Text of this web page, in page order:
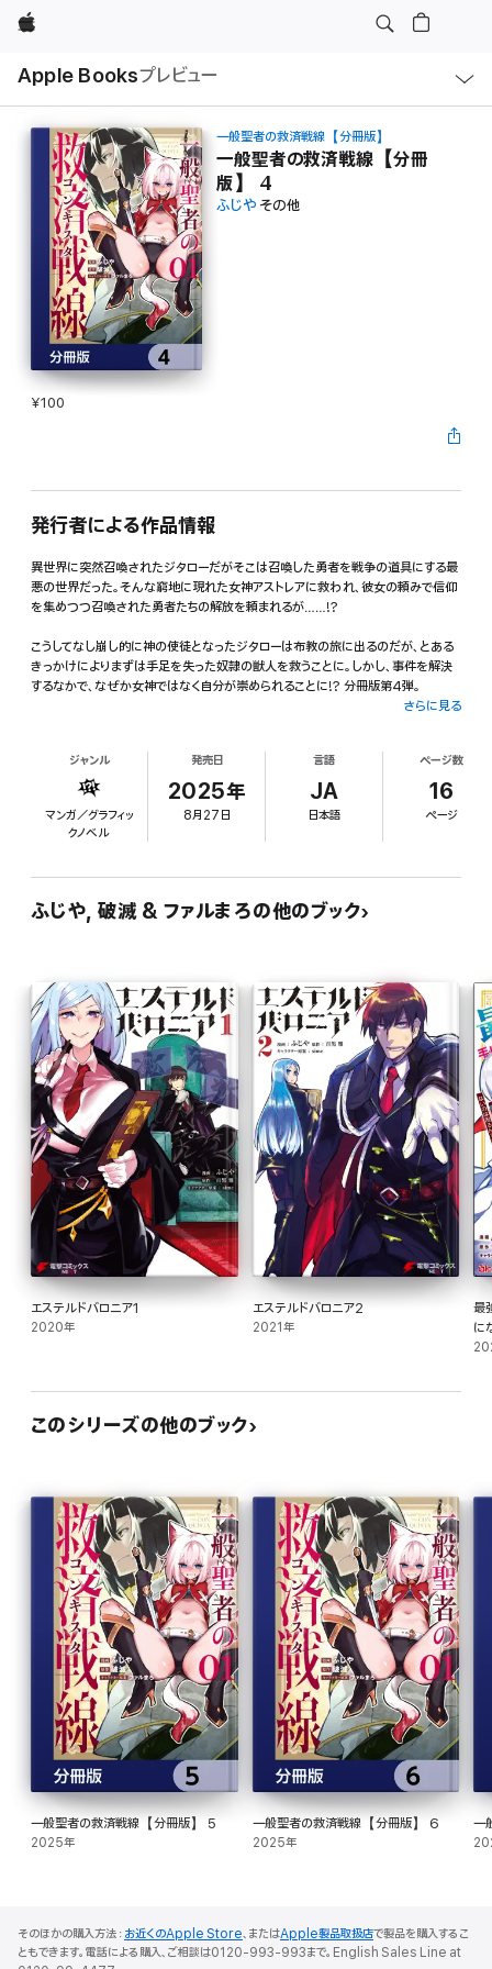
Apple
Apple Booksプレビュー
ル
一般聖者の救済戦線【分冊版】
一般聖者の救済戦線【分冊
版】 4
ふじや その他
¥100
発行者による作品情報
異世界に突然召喚されたジタローだがそこは召喚した勇者を戦争の道具にする最
悪の世界だった。そんな窮地に現れた女神アストレアに救われ、彼女の頼みで信仰
を集めつつ召喚された勇者たちの解放を頼まれるが……!?
こうしてなし崩し的に神の使徒となったジタローは布教の旅に出るのだが、とある
きっかけによりまずは手足を失った奴隷の獣人を救うことに。しかし、事件を解決
するなかで、なぜか女神ではなく自分が崇められることに!? 分冊版第4弾。
さらに見る
ジャンル
マンガ／グラフィッ
クノベル
発売日
2025年
8月27日
言語
JA
日本語
ページ数
16
ページ
ふじや, 破滅 & ファルまろの他のブック
エステルドバロニア1
2020年
エステルドバロニア2
2021年
最
に
入
このシリーズの他のブック
一般聖者の救済戦線【分冊版】 5
2025年
一般聖者の救済戦線【分冊版】 6
2025年
一
そのほかの購入方法： お近くのApple Store、またはApple製品取扱店で製品を購入するこ
ともできます。電話による購入、ご相談は0120-993-993まで。English Sales Line at